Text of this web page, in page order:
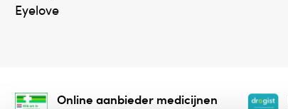
Eyelove
Online aanbieder medicijnen